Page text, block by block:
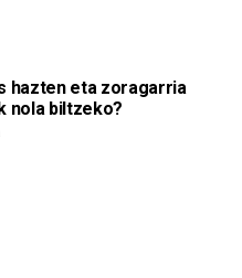
hazten eta zoragarria
nola biltzeko?